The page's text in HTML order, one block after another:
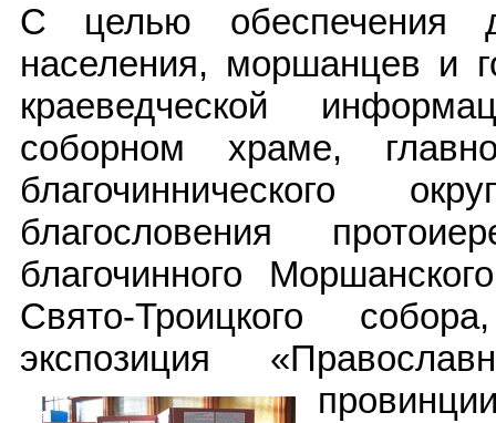
С целью обеспечения
населения, моршанцев и
краеведческой
соборном храме,
благочиннического
благословения
благочинного
Свято-Троицкого
экспозиция